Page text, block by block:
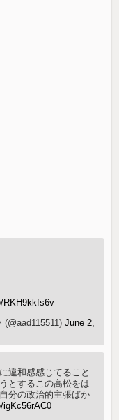
RKH9kkfs6v
(@aad115511)June 2,
違和感感じてること
とするこの高松をは
分の政治的主張ばか